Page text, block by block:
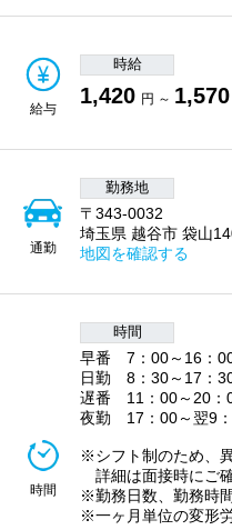
給与
時給
1,420 円 ～ 1,570
通勤
勤務地
〒343-0032
埼玉県 越谷市 袋山
地図を確認する
時間
時間
早番 7：00～16：00
日勤 8：30～17：30
遅番 11：00～20：
夜勤 17：00～翌9：
※シフト制のため、
詳細は面接時にご確
※勤務日数、勤務時
※一ヶ月単位の変形